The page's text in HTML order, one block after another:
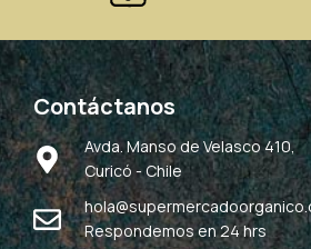
Contáctanos
Avda. Manso de Velasco 410,
Curicó - Chile
Respondemos en 24 hrs